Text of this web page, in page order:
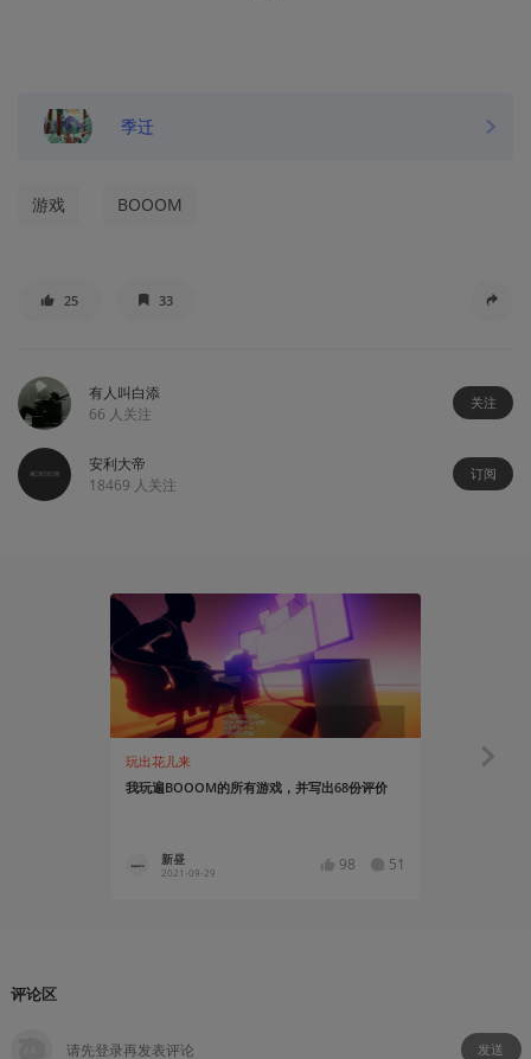
季迁
游戏 BOOOM
25 33
有人叫白添
66 人关注
关注
安利大帝
18469 人关注
订阅
玩出花儿来
我玩遍BOOOM的所有游戏，并写出68份评价
新昼
2021-09-29 98 51
官方活动
评论区
发送